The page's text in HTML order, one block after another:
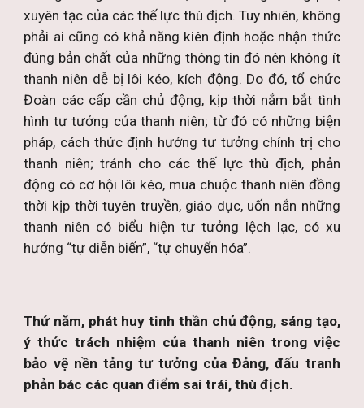
xuyên tạc của các thế lực thù địch. Tuy nhiên, không
phải ai cũng có khả năng kiên định hoặc nhận thức
đúng bản chất của những thông tin đó nên không ít
thanh niên dễ bị lôi kéo, kích động. Do đó, tổ chức
Đoàn các cấp cần chủ động, kịp thời nắm bắt tình
hình tư tưởng của thanh niên; từ đó có những biện
pháp, cách thức định hướng tư tưởng chính trị cho
thanh niên; tránh cho các thế lực thù địch, phản
động có cơ hội lôi kéo, mua chuộc thanh niên đồng
thời kịp thời tuyên truyền, giáo dục, uốn nắn những
thanh niên có biểu hiện tư tưởng lệch lạc, có xu
hướng “tự diễn biến”, “tự chuyển hóa”.
Thứ năm, phát huy tinh thần chủ động, sáng tạo,
ý thức trách nhiệm của thanh niên trong việc
bảo vệ nền tảng tư tưởng của Đảng, đấu tranh
phản bác các quan điểm sai trái, thù địch.